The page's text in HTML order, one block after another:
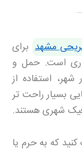
مشهد برای
است. حمل و
استفاده از
بسیار راحت تر
شهری هستند.
که به حرم یا